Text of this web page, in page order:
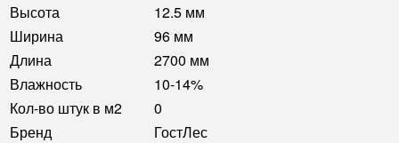
Высота
12.5 мм
Ширина
96 мм
Длина
2700 мм
Влажность
10-14%
Кол-во штук в м2
0
Бренд
ГостЛес